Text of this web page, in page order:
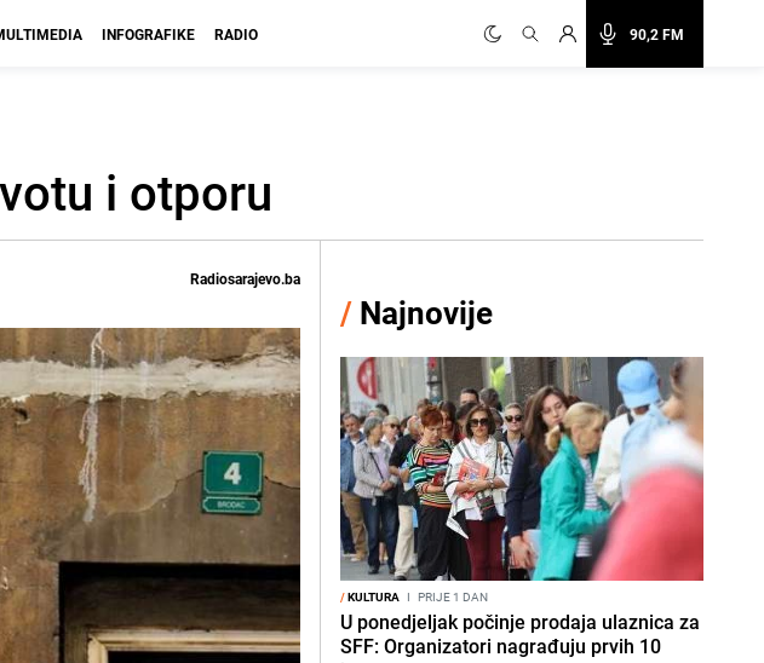
90,2 FM
INFOGRAFIKE RADIO
i otporu
Radiosarajevo.ba
/ Najnovije
/KULTURA I PRIJE 1 DAN
U ponedjeljak počinje prodaja ulaznica za
SFF: Organizatori nagrađuju prvih 10